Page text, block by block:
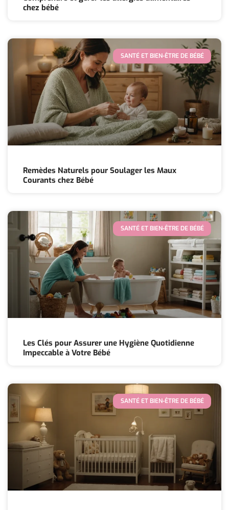
chez bébé
SANTÉ ET BIEN-ÊTRE DE BÉBÉ
Remèdes Naturels pour Soulager les Maux
Courants chez Bébé
SANTÉ ET BIEN-ÊTRE DE BÉBÉ
Les Clés pour Assurer une Hygiène Quotidienne
Impeccable à Votre Bébé
SANTÉ ET BIEN-ÊTRE DE BÉBÉ